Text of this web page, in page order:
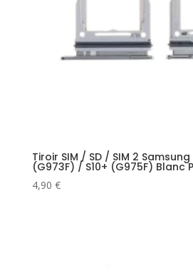
Tiroir SIM / SD / SIM 2 Samsung
(G973F) / S10+ (G975F) Blanc
4,90 €